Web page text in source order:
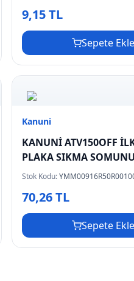
9,15 TL
Sepete Ekle
Kanuni
KANUNİ ATV150OFF
PLAKA SIKMA SOMUNU
Stok Kodu:
70,26 TL
Sepete Ekle